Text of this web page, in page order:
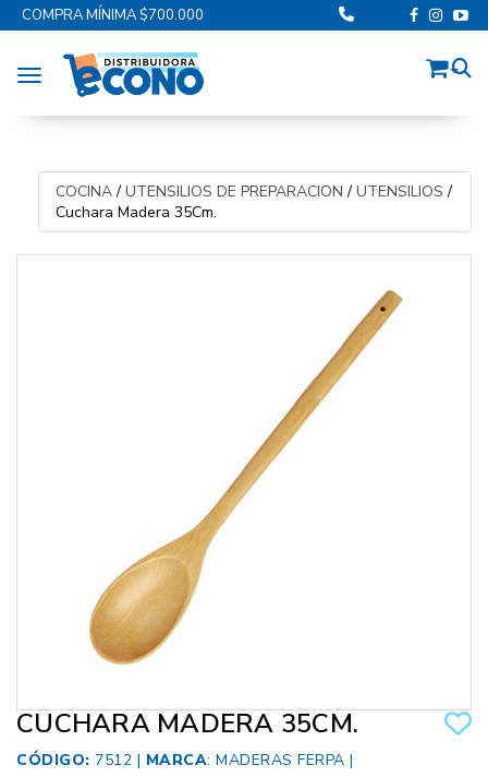
COMPRA MÍNIMA $700.000
Toggle navigation
COCINA/ UTENSILIOS DE PREPARACION / UTENSILIOS /
Cuchara Madera 35Cm.
CUCHARA MADERA 35CM.
CÓDIGO: 7512 | MARCA: MADERAS FERPA |